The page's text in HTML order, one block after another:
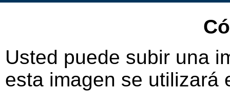
Usted puede subir una
esta imagen se utilizará